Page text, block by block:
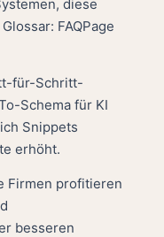
diese
Glossar: FAQPage
für-Schritt-
Schema für KI
Snippets
erhöht.
Firmen profitieren
besseren